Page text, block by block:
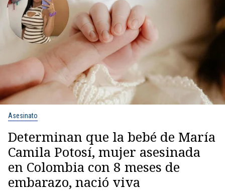
Asesinato
Determinan que la bebé de María
Camila Potosí, mujer asesinada
en Colombia con 8 meses de
embarazo, nació viva